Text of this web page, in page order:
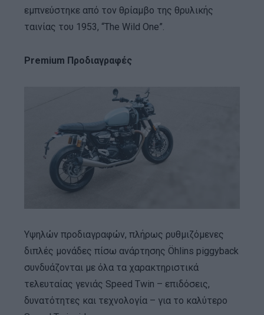
εμπνεύστηκε από τoν θρίαμβο της θρυλικής
ταινίας του 1953, “The Wild One”.
Premium Προδιαγραφές
Υψηλών προδιαγραφών, πλήρως ρυθμιζόμενες
διπλές μονάδες πίσω ανάρτησης Öhlins piggyback
συνδυάζονται με όλα τα χαρακτηριστικά
τελευταίας γενιάς Speed Twin – επιδόσεις,
δυνατότητες και τεχνολογία – για το καλύτερο